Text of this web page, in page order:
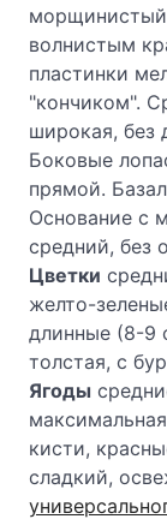
волнистым
пластинки
"кончиком".
широкая, без
Боковые
прямой.
Основание с
средний, без
Цветки
желто-
длинные (8-9
толстая, с
Ягоды
кисти,
сладкий,